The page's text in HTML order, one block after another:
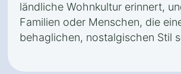
ländliche Wohnkultur erinnert,
Familien oder Menschen, die
behaglichen, nostalgischen Stil